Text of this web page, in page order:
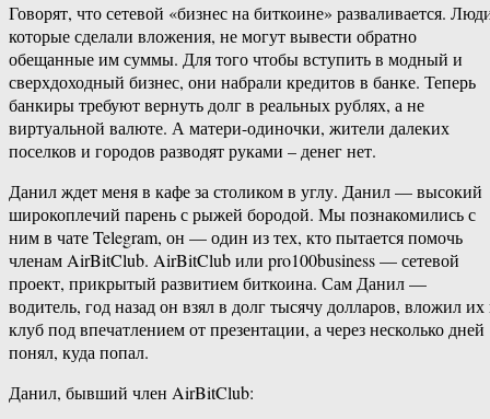
Говорят, что сетевой «бизнес на биткоине» разваливается.
которые сделали вложения, не могут вывести обратно
обещанные им суммы. Для того чтобы вступить в модный и
сверхдоходный бизнес, они набрали кредитов в банке. Теперь
банкиры требуют вернуть долг в реальных рублях, а не
виртуальной валюте. А матери-одиночки, жители далеких
поселков и городов разводят руками – денег нет.
Данил ждет меня в кафе за столиком в углу. Данил — высокий
широкоплечий парень с рыжей бородой. Мы познакомились с
ним в чате Telegram, он — один из тех, кто пытается помочь
членам AirBitClub. AirBitClub или pro100business — сетевой
проект, прикрытый развитием биткоина. Сам Данил —
водитель, год назад он взял в долг тысячу долларов, вложил их
клуб под впечатлением от презентации, а через несколько дней
понял, куда попал.
Данил, бывший член AirBitClub: